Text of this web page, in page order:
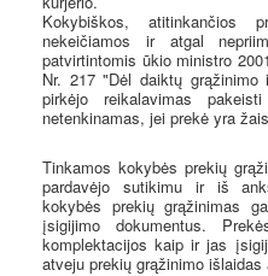
Kokybiškos, atitinkančios
nekeičiamos ir atgal
patvirtintomis ūkio ministro
Nr. 217 "Dėl daiktų
pirkėjo reikalavimas
netenkinamas, jei prekė yra
Tinkamos kokybės prekių
pardavėjo sutikimu ir iš
kokybės prekių grąžinimas
įsigijimo dokumentus.
komplektacijos kaip ir jas
atveju prekių grąžinimo išlaidas